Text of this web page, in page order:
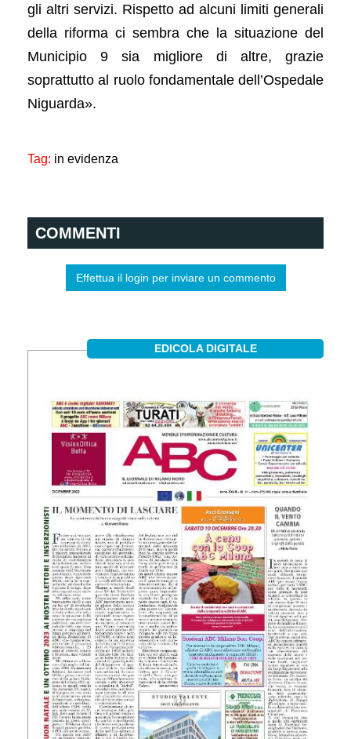
gli altri servizi. Rispetto ad alcuni limiti generali
della riforma ci sembra che la situazione del
Municipio 9 sia migliore di altre, grazie
soprattutto al ruolo fondamentale dell’Ospedale
Niguarda».
Tag: in evidenza
COMMENTI
Effettua il login per inviare un commento
EDICOLA DIGITALE